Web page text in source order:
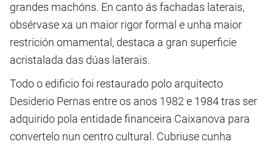
grandes machóns. En canto ás fachadas laterais,
obsérvase xa un maior rigor formal e unha maior
restrición omamental, destaca a gran superficie
acristalada das dúas laterais.
Todo o edificio foi restaurado polo arquitecto
Desiderio Pernas entre os anos 1982 e 1984 tras ser
adquirido pola entidade financeira Caixanova para
convertelo nun centro cultural. Cubriuse cunha